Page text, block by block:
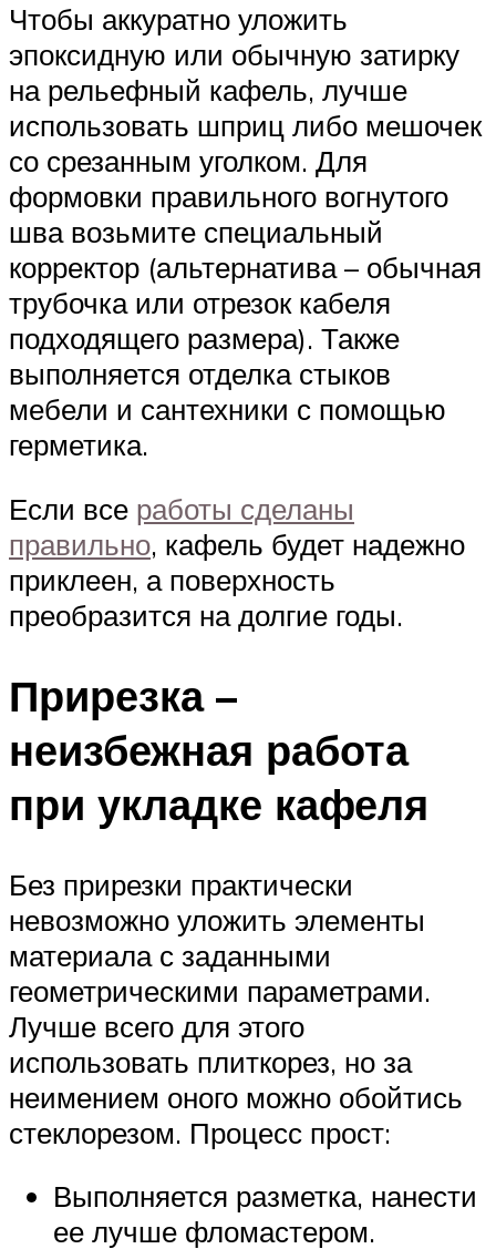
Чтобы аккуратно уложить
эпоксидную или обычную затирку
на рельефный кафель, лучше
использовать шприц либо мешочек
со срезанным уголком. Для
формовки правильного вогнутого
шва возьмите специальный
корректор (альтернатива – обычная
трубочка или отрезок кабеля
подходящего размера). Также
выполняется отделка стыков
мебели и сантехники с помощью
герметика.
Если все работы сделаны
правильно, кафель будет надежно
приклеен, а поверхность
преобразится на долгие годы.
Прирезка –
неизбежная работа
при укладке кафеля
Без прирезки практически
невозможно уложить элементы
материала с заданными
геометрическими параметрами.
Лучше всего для этого
использовать плиткорез, но за
неимением оного можно обойтись
стеклорезом. Процесс прост:
Выполняется разметка, нанести
ее лучше фломастером.